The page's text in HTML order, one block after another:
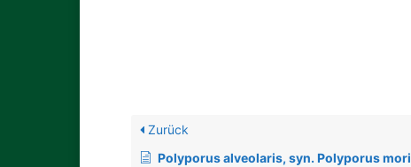
Zurück
Polyporus alveolaris, syn. Polyporus mori